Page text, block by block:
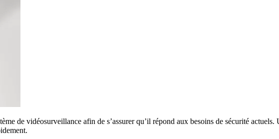
de vidéosurveillance afin de s’assurer qu’il répond aux besoins de sécurité